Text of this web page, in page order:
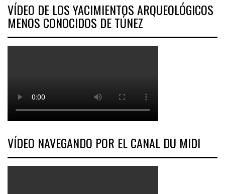
VÍDEO DE LOS YACIMIENTOS ARQUEOLÓGICOS
MENOS CONOCIDOS DE TÚNEZ
VÍDEO NAVEGANDO POR EL CANAL DU MIDI